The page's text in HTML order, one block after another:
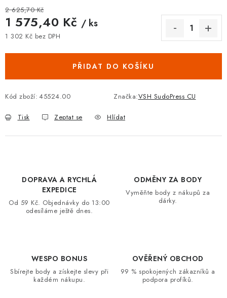
DOPRAVA A PLATBA
2 625,70 Kč
1 575,40 Kč / ks
1 302 Kč bez DPH
PŘIDAT DO KOŠÍKU
Kód zboží: 45524.00 Značka:VSH SudoPress CU
Tisk Zeptat se Hlídat
DOPRAVA A RYCHLÁ
EXPEDICE
Od 59 Kč. Objednávky do 13:00
odesíláme ještě dnes.
ODMĚNY ZA BODY
Vyměňte body z nákupů za
dárky.
WESPO BONUS
Sbírejte body a získejte slevy při
každém nákupu.
OVĚŘENÝ OBCHOD
99 % spokojených zákazníků a
podpora profíků.